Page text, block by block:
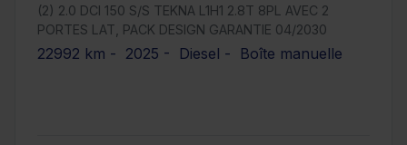
(2) 2.0 DCI 150 S/S TEKNA L1H1 2.8T 8PL AVEC 2
PORTES LAT, PACK DESIGN GARANTIE 04/2030
22992 km - 2025 - Diesel - Boîte manuelle